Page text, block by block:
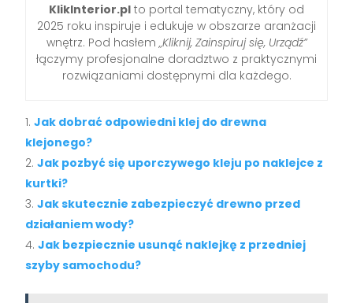
KlikInterior.pl to portal tematyczny, który od
2025 roku inspiruje i edukuje w obszarze aranżacji
wnętrz. Pod hasłem „Kliknij, Zainspiruj się, Urządź”
łączymy profesjonalne doradztwo z praktycznymi
rozwiązaniami dostępnymi dla każdego.
Jak dobrać odpowiedni klej do drewna
klejonego?
Jak pozbyć się uporczywego kleju po naklejce z
kurtki?
Jak skutecznie zabezpieczyć drewno przed
działaniem wody?
Jak bezpiecznie usunąć naklejkę z przedniej
szyby samochodu?